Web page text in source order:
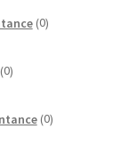
0izdelkov
0izdelkov
0izdelkov